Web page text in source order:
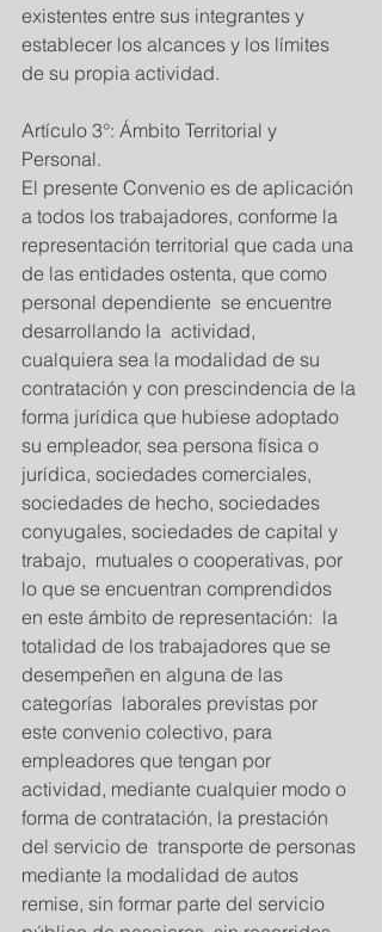
existentes entre sus integrantes y
establecer los alcances y los límites
de su propia actividad.
Artículo 3°: Ámbito Territorial y
Personal.
El presente Convenio es de aplicación
a todos los trabajadores, conforme la
representación territorial que cada una
de las entidades ostenta, que como
personal dependiente  se encuentre
desarrollando la  actividad,
cualquiera sea la modalidad de su
contratación y con prescindencia de la
forma jurídica que hubiese adoptado
su empleador, sea persona física o
jurídica, sociedades comerciales,
sociedades de hecho, sociedades
conyugales, sociedades de capital y
trabajo,  mutuales o cooperativas, por
lo que se encuentran comprendidos
en este ámbito de representación:  la
totalidad de los trabajadores que se
desempeñen en alguna de las
categorías  laborales previstas por
este convenio colectivo, para
empleadores que tengan por
actividad, mediante cualquier modo o
forma de contratación, la prestación
del servicio de  transporte de personas
mediante la modalidad de autos
remise, sin formar parte del servicio